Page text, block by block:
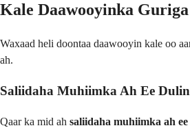
Kale Daawooyinka
Waxaad heli doontaa daawooyin kale oo
ah.
Saliidaha Muhiimka Ah Ee
Qaar ka mid ah saliidaha muhiimka ah